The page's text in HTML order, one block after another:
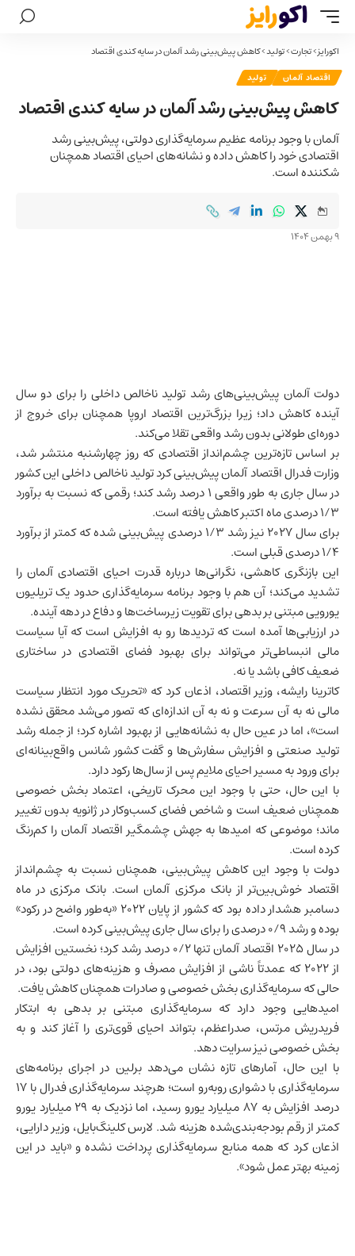
اکورایز>تجارت>تولید>کاهش پیش‌بینی رشد آلمان در سایه کندی اقتصاد
اقتصاد آلمان تولید
کاهش پیش‌بینی رشد آلمان در سایه کندی اقتصاد
آلمان با وجود برنامه عظیم سرمایه‌گذاری دولتی، پیش‌بینی رشد
اقتصادی خود را کاهش داده و نشانه‌های احیای اقتصاد همچنان
شکننده است.
9 بهمن 1404
دولت آلمان پیش‌بینی‌های رشد تولید ناخالص داخلی را برای دو سال
آینده کاهش داد؛ زیرا بزرگ‌ترین اقتصاد اروپا همچنان برای خروج از
دوره‌ای طولانی بدون رشد واقعی تقلا می‌کند.
بر اساس تازه‌ترین چشم‌انداز اقتصادی که روز چهارشنبه منتشر شد،
وزارت فدرالاقتصاد آلمانپیش‌بینی کرد تولید ناخالص داخلی این کشور
در سال جاری به طور واقعی ۱ درصد رشد کند؛ رقمی که نسبت به برآورد
۱/۳ درصدی ماه اکتبر کاهش یافته است.
برای سال ۲۰۲۷ نیز رشد ۱/۳ درصدی پیش‌بینی شده که کمتر از برآورد
۱/۴ درصدی قبلی است.
این بازنگری کاهشی، نگرانی‌ها درباره قدرت احیای اقتصادی آلمان را
تشدید می‌کند؛ آن هم با وجود برنامه سرمایه‌گذاری حدود یک تریلیون
یورویی مبتنی بر بدهی برای تقویت زیرساخت‌ها و دفاع در دهه آینده.
در ارزیابی‌ها آمده است که تردیدها رو به افزایش است که آیا سیاست
مالی انبساطی‌تر می‌تواند برای بهبود فضای اقتصادی در ساختاری
ضعیف کافی باشد یا نه.
کاترینا رایشه، وزیر اقتصاد، اذعان کرد که «تحریک مورد انتظار سیاست
مالی نه به آن سرعت و نه به آن اندازه‌ای که تصور می‌شد محقق نشده
است»، اما در عین حال به نشانه‌هایی از بهبود اشاره کرد؛ از جمله رشد
تولید صنعتی و افزایش سفارش‌ها و گفت کشور شانس واقع‌بینانه‌ای
برای ورود به مسیر احیای ملایم پس از سال‌ها رکود دارد.
با این حال، حتی با وجود این محرک تاریخی، اعتماد بخش خصوصی
همچنان ضعیف است و شاخص فضای کسب‌وکار در ژانویه بدون تغییر
ماند؛ موضوعی که امیدها به جهش چشمگیر اقتصاد آلمان را کم‌رنگ
کرده است.
دولت با وجود این کاهش پیش‌بینی، همچنان نسبت به چشم‌انداز
اقتصاد خوش‌بین‌تر از بانک مرکزی آلمان است. بانک مرکزی در ماه
دسامبر هشدار داده بود که کشور از پایان ۲۰۲۲ «به‌طور واضح در رکود»
بوده و رشد ۰/۹ درصدی را برای سال جاری پیش‌بینی کرده است.
در سال ۲۰۲۵ اقتصاد آلمان تنها ۰/۲ درصد رشد کرد؛ نخستین افزایش
از ۲۰۲۲ که عمدتاً ناشی از افزایش مصرف و هزینه‌های دولتی بود، در
حالی که سرمایه‌گذاری بخش خصوصی و صادرات همچنان کاهش یافت.
امیدهایی وجود دارد که سرمایه‌گذاری مبتنی بر بدهی به ابتکار
فریدریش مرتس، صدراعظم، بتواند احیای قوی‌تری را آغاز کند و به
بخش خصوصی نیز سرایت دهد.
با این حال، آمارهای تازه نشان می‌دهد برلین در اجرای برنامه‌های
سرمایه‌گذاری با دشواری روبه‌رو است؛ هرچند سرمایه‌گذاری فدرال با ۱۷
درصد افزایش به ۸۷ میلیارد یورو رسید، اما نزدیک به ۲۹ میلیارد یورو
کمتر از رقم بودجه‌بندی‌شده هزینه شد. لارس کلینگ‌بایل، وزیر دارایی،
اذعان کرد که همه منابع سرمایه‌گذاری پرداخت نشده و «باید در این
زمینه بهتر عمل شود».